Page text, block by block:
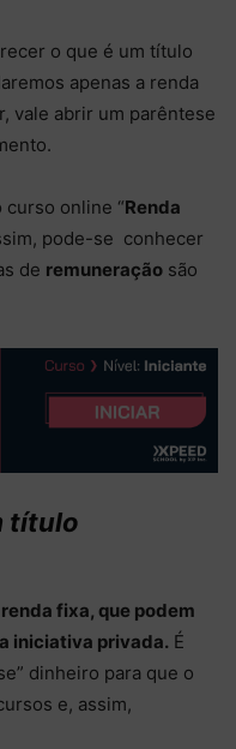
o que é um título
apenas a renda
vale abrir um parêntese
curso online “Renda
pode-se conhecer
de remuneração são
título
fixa, que podem
iniciativa privada. É
dinheiro para que o
e, assim,